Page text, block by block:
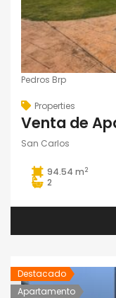
Pedros Brp
Properties
San Carlos
94.54 m2
2
Destacado
Apartamento